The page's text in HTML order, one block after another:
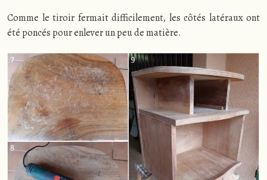
Comme le tiroir fermait difficilement, les côtés latéraux ont
été poncés pour enlever un peu de matière.